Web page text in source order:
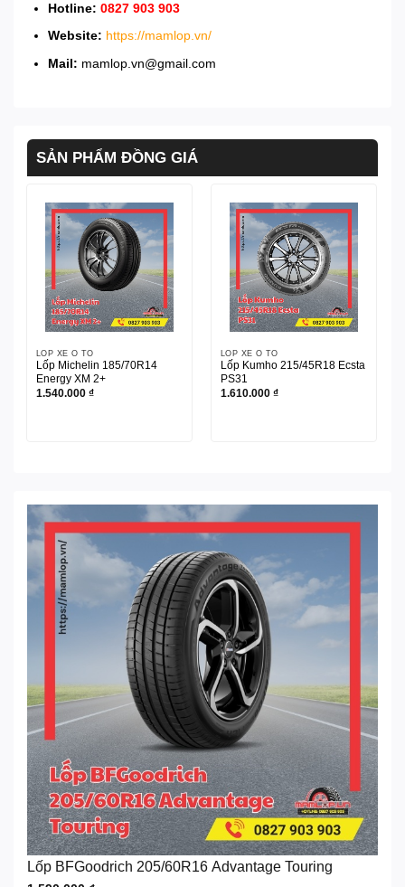
Hotline: 0827 903 903
Website: https://mamlop.vn/
Mail: mamlop.vn@gmail.com
SẢN PHẨM ĐỒNG GIÁ
LỐP XE Ô TÔ
Lốp Michelin 185/70R14
Energy XM 2+
1.540.000 ₫
LỐP XE Ô TÔ
Lốp Kumho 215/45R18 Ecsta
PS31
1.610.000 ₫
Lốp BFGoodrich 205/60R16 Advantage Touring